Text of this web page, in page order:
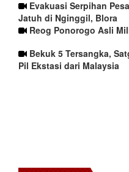
Evakuasi Serpihan
Jatuh di Nginggil, Blora
Reog Ponorogo Asli
Bekuk 5 Tersangka,
Pil Ekstasi dari Malaysia